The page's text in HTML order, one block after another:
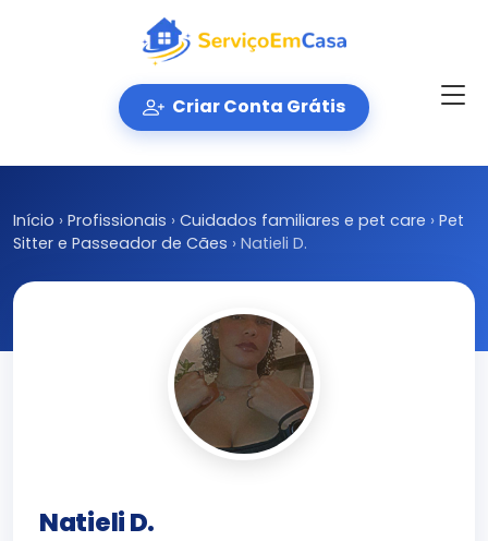
Criar Conta Grátis
Início › Profissionais › Cuidados familiares e pet care › Pet
Sitter e Passeador de Cães › Natieli D.
Natieli D.